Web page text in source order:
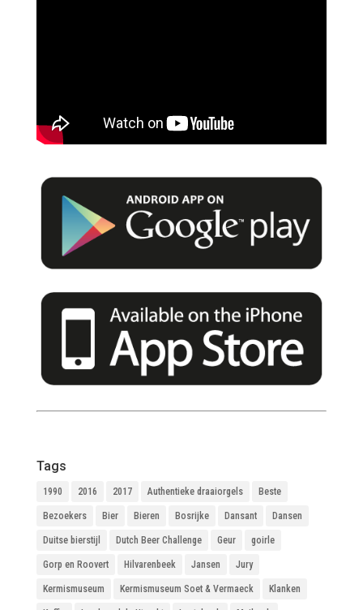
Tags
1990 2016 2017 Authentieke draaiorgels Beste
Bezoekers Bier Bieren Bosrijke Dansant Dansen
Duitse bierstijl Dutch Beer Challenge Geur goirle
Gorp en Roovert Hilvarenbeek Jansen Jury
Kermismuseum Kermismuseum Soet & Vermaeck Klanken